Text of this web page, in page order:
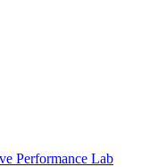
Performance Lab